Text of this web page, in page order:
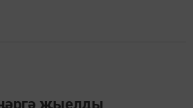
җыелды